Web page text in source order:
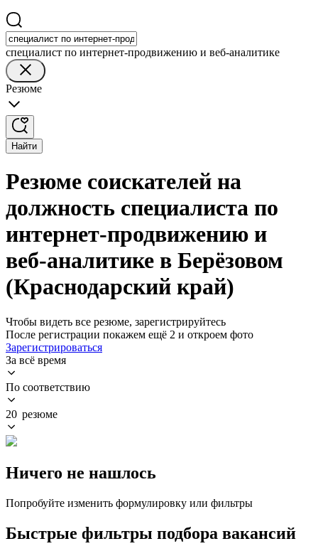
специалист по интернет-продвижению и веб-аналитике
Резюме
Найти
Резюме соискателей на
должность специалиста по
интернет-продвижению и
веб-аналитике в Берёзовом
(Краснодарский край)
Чтобы видеть все резюме, зарегистрируйтесь
После регистрации покажем ещё 2 и откроем фото
Зарегистрироваться
За всё время
По соответствию
20 резюме
Ничего не нашлось
Попробуйте изменить формулировку или фильтры
Быстрые фильтры подбора вакансий